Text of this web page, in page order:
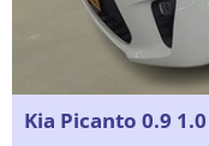
Kia Picanto 0.9